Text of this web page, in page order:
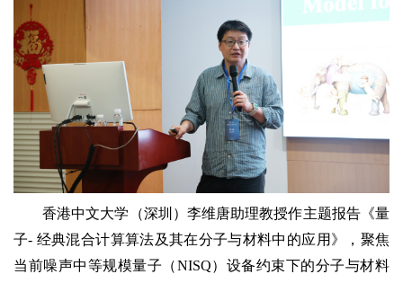
香港中文大学（深圳）李维唐助理教授作主题报告《量
子- 经典混合计算算法及其在分子与材料中的应用》，聚焦
当前噪声中等规模量子（NISQ）设备约束下的分子与材料